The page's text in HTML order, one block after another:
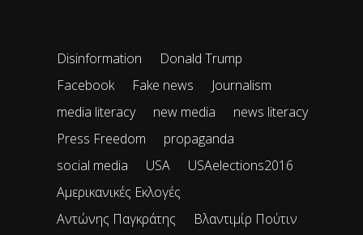
Disinformation
Donald Trump
Facebook
Fake news
Journalism
media literacy
new media
news literacy
Press Freedom
propaganda
social media
USA
USAelections2016
Αμερικανικές Εκλογές
Αντώνης Παγκράτης
Βλαντιμίρ Πούτιν